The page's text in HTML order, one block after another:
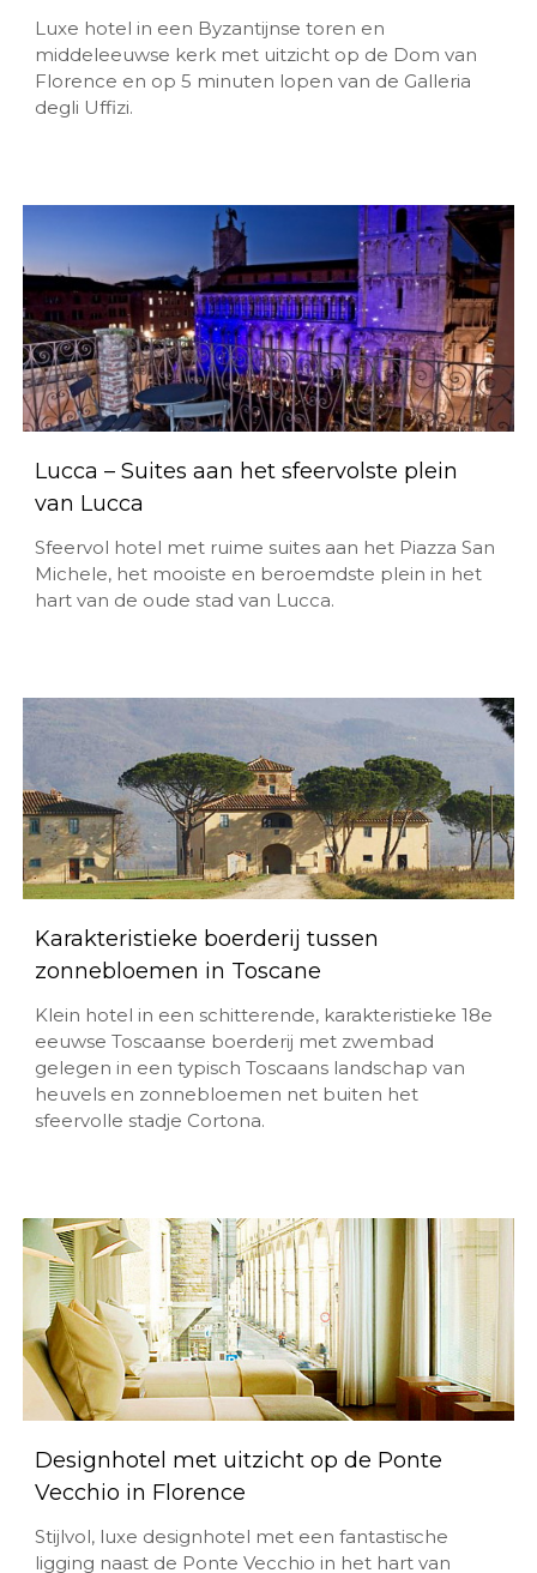
Luxe hotel in een Byzantijnse toren en
middeleeuwse kerk met uitzicht op de Dom van
Florence en op 5 minuten lopen van de Galleria
degli Uffizi.
Lucca – Suites aan het sfeervolste plein
van Lucca
Sfeervol hotel met ruime suites aan het Piazza San
Michele, het mooiste en beroemdste plein in het
hart van de oude stad van Lucca.
Karakteristieke boerderij tussen
zonnebloemen in Toscane
Klein hotel in een schitterende, karakteristieke 18e
eeuwse Toscaanse boerderij met zwembad
gelegen in een typisch Toscaans landschap van
heuvels en zonnebloemen net buiten het
sfeervolle stadje Cortona.
Designhotel met uitzicht op de Ponte
Vecchio in Florence
Stijlvol, luxe designhotel met een fantastische
ligging naast de Ponte Vecchio in het hart van